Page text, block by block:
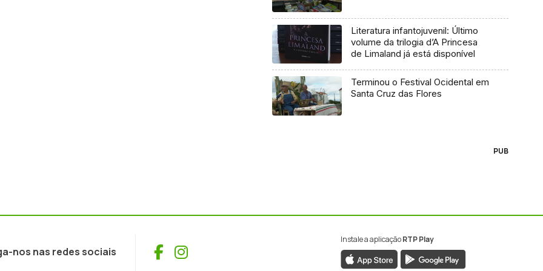
Literatura infantojuvenil: Último
volume da trilogia d’A Princesa
de Limaland já está disponível
Terminou o Festival Ocidental em
Santa Cruz das Flores
PUB
nos nas redes sociais Facebook
Instagram
Instale a aplicaçãoRTP Play